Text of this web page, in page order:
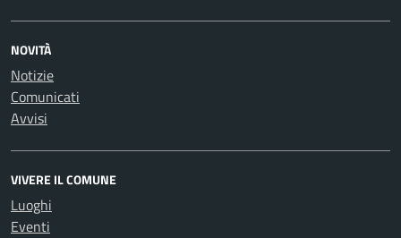
NOVITÀ
Notizie
Comunicati
Avvisi
VIVERE IL COMUNE
Luoghi
Eventi